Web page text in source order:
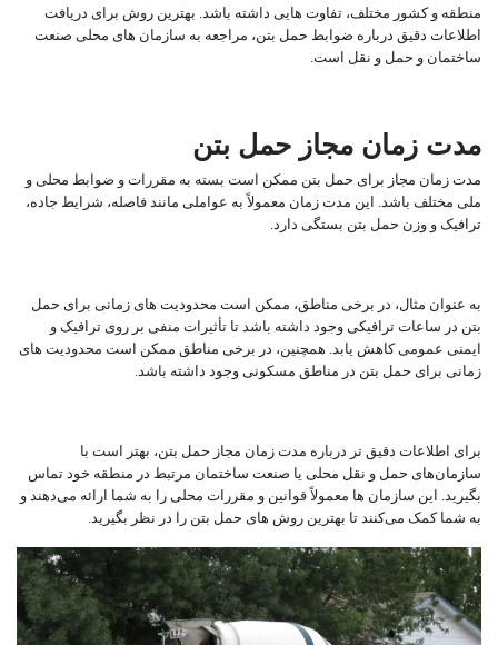
منطقه و کشور مختلف، تفاوت ‌هایی داشته باشد. بهترین روش برای دریافت
اطلاعات دقیق درباره ضوابط حمل بتن، مراجعه به سازمان‌ های محلی صنعت
ساختمان و حمل و نقل است.
مدت زمان مجاز حمل بتن
مدت زمان مجاز برای حمل بتن ممکن است بسته به مقررات و ضوابط محلی و
ملی مختلف باشد. این مدت زمان معمولاً به عواملی مانند فاصله، شرایط جاده،
ترافیک و وزن حمل بتن بستگی دارد.
به عنوان مثال، در برخی مناطق، ممکن است محدودیت ‌های زمانی برای حمل
بتن در ساعات ترافیکی وجود داشته باشد تا تأثیرات منفی بر روی ترافیک و
ایمنی عمومی کاهش یابد. همچنین، در برخی مناطق ممکن است محدودیت‌ های
زمانی برای حمل بتن در مناطق مسکونی وجود داشته باشد.
برای اطلاعات دقیق‌ تر درباره مدت زمان مجاز حمل بتن، بهتر است با
سازمان‌های حمل و نقل محلی یا صنعت ساختمان مرتبط در منطقه خود تماس
بگیرید. این سازمان ‌ها معمولاً قوانین و مقررات محلی را به شما ارائه می‌دهند و
به شما کمک می‌کنند تا بهترین روش ‌های حمل بتن را در نظر بگیرید.